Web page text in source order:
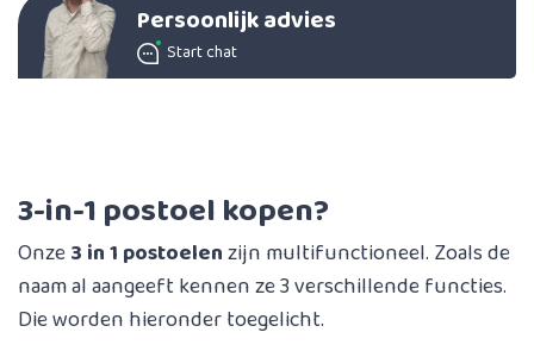
Persoonlijk advies
Start chat
3-in-1 postoel kopen?
Onze3 in 1 postoelenzijn multifunctioneel. Zoals de
naam al aangeeft kennen ze 3 verschillende functies.
Die worden hieronder toegelicht.